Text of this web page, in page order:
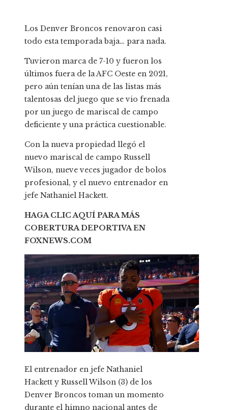
Los Denver Broncos renovaron casi
todo esta temporada baja… para nada.
Tuvieron marca de 7-10 y fueron los
últimos fuera de la AFC Oeste en 2021,
pero aún tenían una de las listas más
talentosas del juego que se vio frenada
por un juego de mariscal de campo
deficiente y una práctica cuestionable.
Con la nueva propiedad llegó el
nuevo mariscal de campo Russell
Wilson, nueve veces jugador de bolos
profesional, y el nuevo entrenador en
jefe Nathaniel Hackett.
HAGA CLIC AQUÍ PARA MÁS
COBERTURA DEPORTIVA EN
FOXNEWS.COM
El entrenador en jefe Nathaniel
Hackett y Russell Wilson (3) de los
Denver Broncos toman un momento
durante el himno nacional antes de